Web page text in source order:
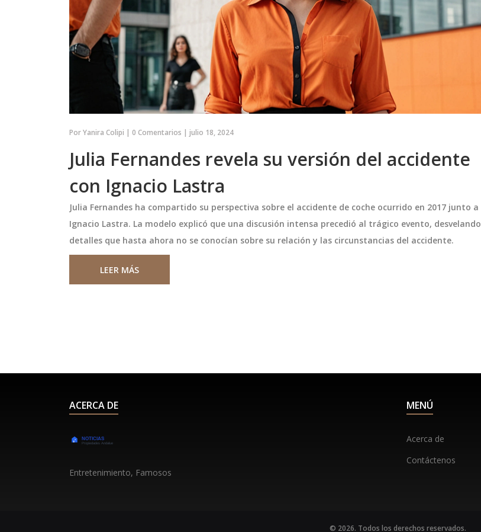
PorYanira Colipi | 0 Comentarios | julio 18, 2024
Julia Fernandes revela su versión del accidente
con Ignacio Lastra
Julia Fernandes ha compartido su perspectiva sobre el accidente de coche ocurrido en 2017 junto a
Ignacio Lastra. La modelo explicó que una discusión intensa precedió al trágico evento, desvelando
detalles que hasta ahora no se conocían sobre su relación y las circunstancias del accidente.
LEER MÁS
ACERCA DE
Entretenimiento, Famosos
MENÚ
Acerca de
Contáctenos
© 2026. Todos los derechos reservados.